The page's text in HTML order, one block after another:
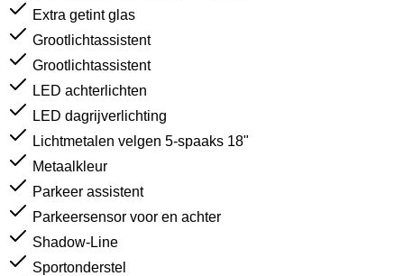
Extra getint glas
Grootlichtassistent
Grootlichtassistent
LED achterlichten
LED dagrijverlichting
Lichtmetalen velgen 5-spaaks 18"
Metaalkleur
Parkeer assistent
Parkeersensor voor en achter
Shadow-Line
Sportonderstel